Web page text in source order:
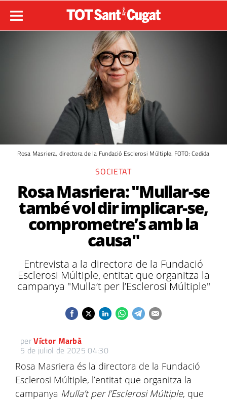
Rosa Masriera, directora de la Fundació Esclerosi Múltiple. FOTO: Cedida
SOCIETAT
Rosa Masriera: "Mullar-se
també vol dir implicar-se,
comprometre’s amb la
causa"
Entrevista a la directora de la Fundació
Esclerosi Múltiple, entitat que organitza la
campanya "Mulla’t per l’Esclerosi Múltiple"
perVíctor Marbà
5 de juliol de 2025 04:30
Rosa Masriera és la directora de la Fundació
Esclerosi Múltiple, l’entitat que organitza la
campanya Mulla’t per l’Esclerosi Múltiple, que